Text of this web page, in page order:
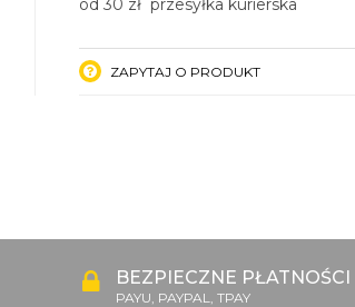
od 30 zł przesyłka kurierska
ZAPYTAJ O PRODUKT
BEZPIECZNE PŁATNOŚCI
PAYU, PAYPAL, TPAY